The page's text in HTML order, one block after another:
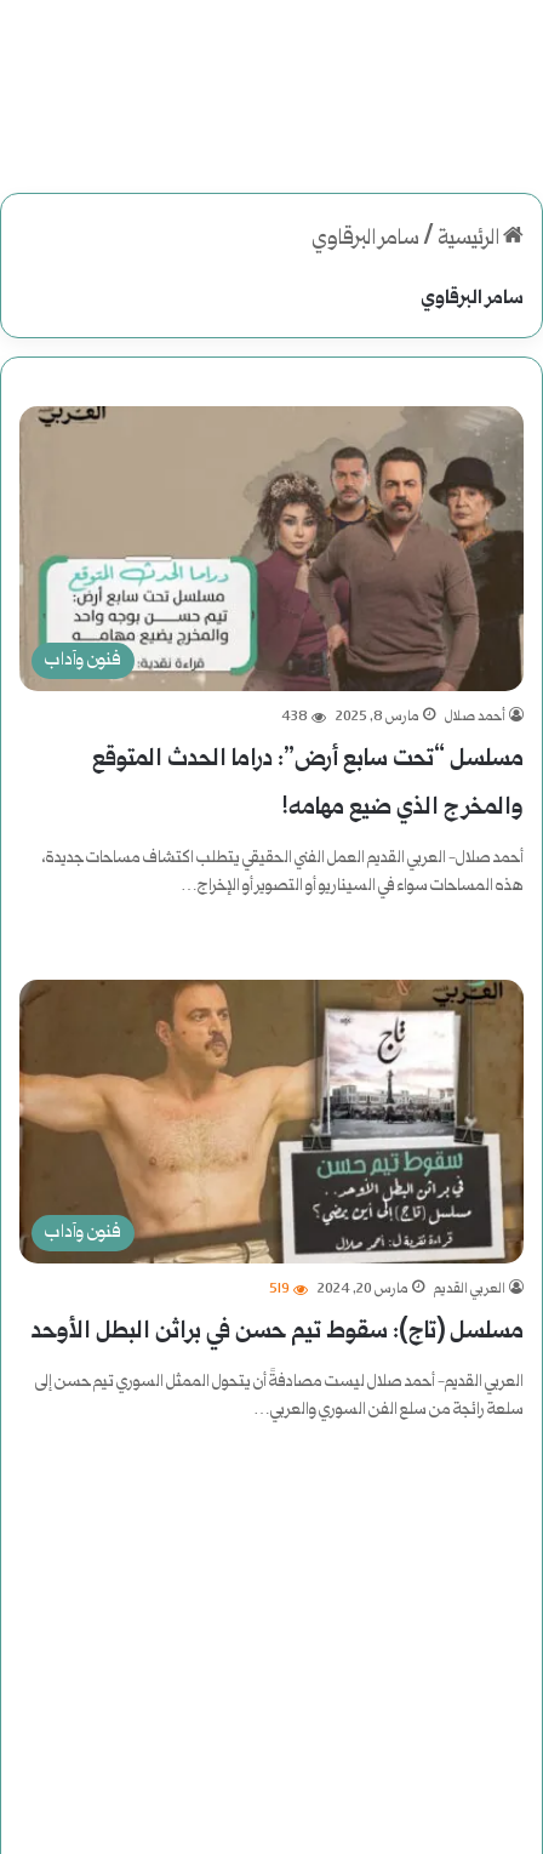
الرئيسية /سامر البرقاوي
سامر البرقاوي
فنون وآداب
أحمد صلال مارس 8, 2025 438
مسلسل “تحت سابع أرض”: دراما الحدث المتوقع
والمخرج الذي ضيع مهامه!
أحمد صلال- العربي القديم العمل الفني الحقيقي يتطلب اكتشاف مساحات جديدة،
هذه المساحات سواء في السيناريو أو التصوير أو الإخراج…
فنون وآداب
العربي القديم مارس 20, 2024 519
مسلسل (تاج): سقوط تيم حسن في براثن البطل الأوحد
العربي القديم- أحمد صلال ليست مصادفةً أن يتحول الممثل السوري تيم حسن إلى
سلعة رائجة من سلع الفن السوري والعربي…